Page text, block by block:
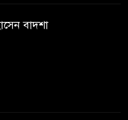
বাদশা